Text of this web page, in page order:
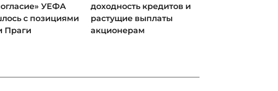
УЕФА
с позициями
Праги
доходность кредитов и
растущие выплаты
акционерам